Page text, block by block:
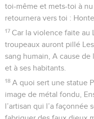
toi-même et mets-toi à
retournera vers toi :
17 Car la violence faite au
troupeaux auront pillé
sang humain, A cause
et à ses habitants.
18 A quoi sert une statue
image de métal fondu,
l’artisan qui l’a